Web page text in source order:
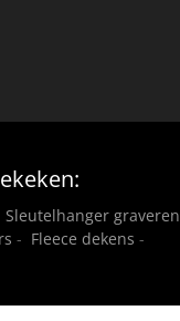
Sleutelhanger graveren
- Fleece dekens -